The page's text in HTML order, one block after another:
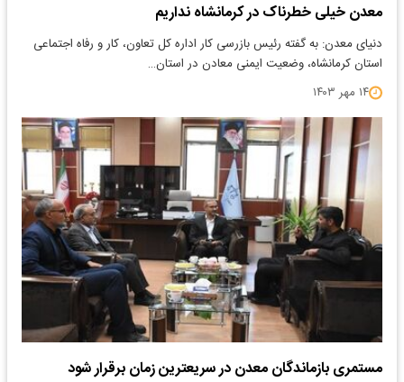
معدن خیلی خطرناک در کرمانشاه نداریم
​دنیای معدن: به گفته رئیس بازرسی کار اداره‌ کل تعاون، کار و رفاه اجتماعی
استان کرمانشاه، وضعیت ایمنی معادن در استان…
۱۴ مهر ۱۴۰۳
مستمری بازماندگان معدن در سریعترین زمان برقرار شود